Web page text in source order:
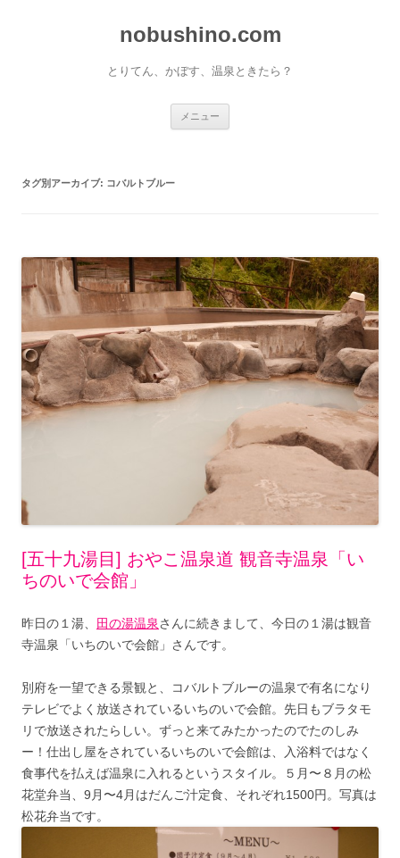
nobushino.com
とりてん、かぼす、温泉ときたら？
メニュー
タグ別アーカイブ: コバルトブルー
[五十九湯目] おやこ温泉道 観音寺温泉「い
ちのいで会館」
昨日の１湯、 田の湯温泉 さんに続きまして、今日の１湯は観音
寺温泉「いちのいで会館」さんです。
別府を一望できる景観と、コバルトブルーの温泉で有名になり
テレビでよく放送されているいちのいで会館。先日もブラタモ
リで放送されたらしい。ずっと来てみたかったのでたのしみ
ー！仕出し屋をされているいちのいで会館は、入浴料ではなく
食事代を払えば温泉に入れるというスタイル。５月〜８月の松
花堂弁当、9月〜4月はだんご汁定食、それぞれ1500円。写真は
松花弁当です。